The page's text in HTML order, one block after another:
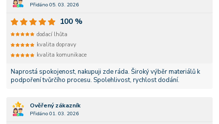
Přidáno 05. 03. 2026
Naprostá spokojenost, nakupuji zde ráda. Široký výběr materiálů k
podpoření tvůrčího procesu. Spolehlivost, rychlost dodání.
100 %
dodací lhůta
kvalita dopravy
kvalita komunikace
Ověřený zákazník
Přidáno 01. 03. 2026